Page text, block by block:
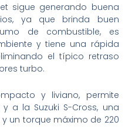
sigue generando buena
ya que brinda buen
de combustible, es
y tiene una rápida
el típico retraso
turbo.
y liviano, permite
a la Suzuki S-Cross, una
un torque máximo de 220